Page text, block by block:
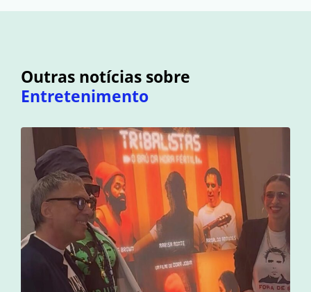
Outras notícias sobre
Entretenimento